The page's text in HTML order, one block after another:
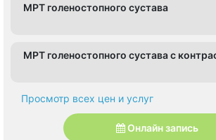
МРТ голеностопного сустава
МРТ голеностопного сустава с
Просмотр всех цен и услуг
Онлайн запись